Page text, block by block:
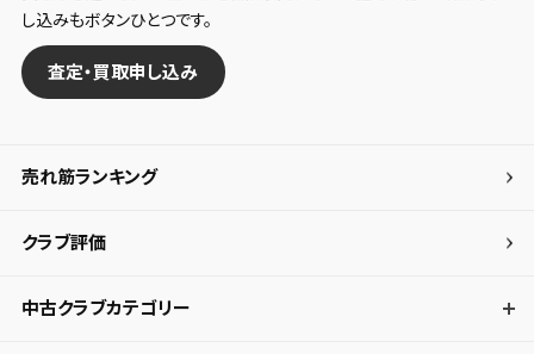
し込みもボタンひとつです。
査定・買取申し込み
売れ筋ランキング
クラブ評価
中古クラブカテゴリー